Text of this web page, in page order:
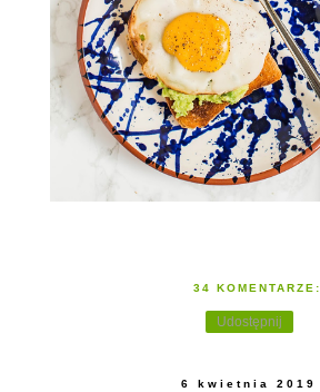
34 KOMENTARZE:
Udostępnij
6 kwietnia 2019